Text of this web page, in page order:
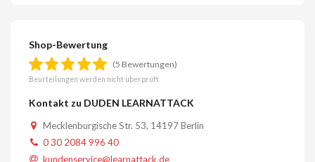
Shop-Bewertung
(5 Bewertungen)
Beurteilungen werden nicht überprüft
Kontakt zu DUDEN LEARNATTACK
Mecklenburgische Str. 53, 14197 Berlin
0 30 2084 996 40
kundenservice@learnattack.de